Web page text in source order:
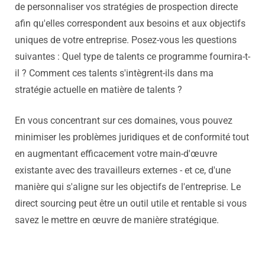
de personnaliser vos stratégies de prospection directe
afin qu'elles correspondent aux besoins et aux objectifs
uniques de votre entreprise. Posez-vous les questions
suivantes : Quel type de talents ce programme fournira-t-
il ? Comment ces talents s'intègrent-ils dans ma
stratégie actuelle en matière de talents ?
En vous concentrant sur ces domaines, vous pouvez
minimiser les problèmes juridiques et de conformité tout
en augmentant efficacement votre main-d'œuvre
existante avec des travailleurs externes - et ce, d'une
manière qui s'aligne sur les objectifs de l'entreprise. Le
direct sourcing peut être un outil utile et rentable si vous
savez le mettre en œuvre de manière stratégique.